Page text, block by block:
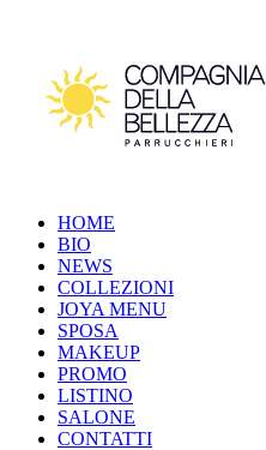
HOME
BIO
NEWS
COLLEZIONI
JOYA MENU
SPOSA
MAKEUP
PROMO
LISTINO
SALONE
CONTATTI